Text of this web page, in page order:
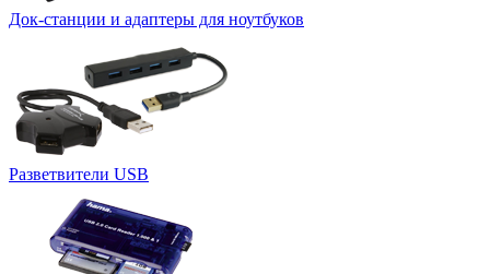
Док-станции и адаптеры для ноутбуков
Разветвители USB